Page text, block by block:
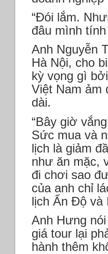
“Đói lắm.
đâu mình
Anh Nguyễn
Hà Nội, cho
kỳ vọng gì
Việt Nam ảm
dài.
“Bây giờ
Sức mua và
lịch là giảm
như ăn mặc,
đi chơi sao
của anh chỉ
lịch Ấn Độ và
Anh Hưng
giá tour lại
hành thêm